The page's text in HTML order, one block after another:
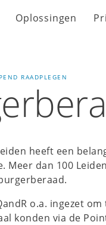
Oplossingen
RAADPLEGEN
heeft een
Meer dan 100
o.a. ingezet
konden via de